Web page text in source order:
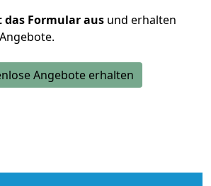
das Formular aus und erhalten
Angebote erhalten